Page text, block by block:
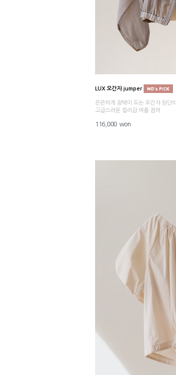
LUX 오간자 jumper
은은하게 광택이 도는 오간자 원단의
고급스러운 컬러감 여름 점퍼
116,000 won